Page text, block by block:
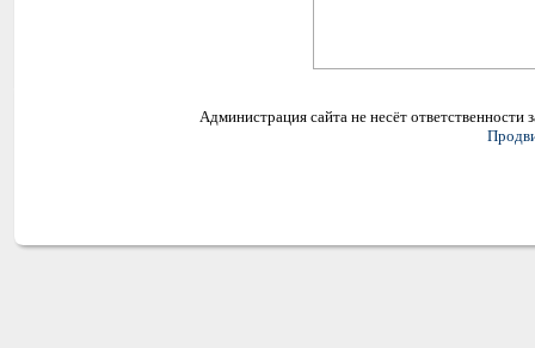
Администрация сайта не несёт